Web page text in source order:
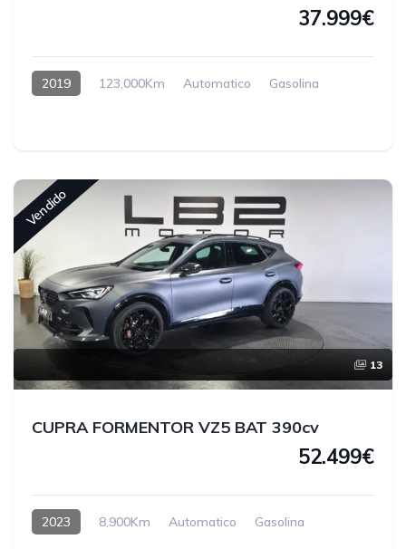
37.999€
2019 123,000Km Automatico Gasolina
Vendido
13
CUPRA FORMENTOR VZ5 BAT 390cv
52.499€
2023 8,900Km Automatico Gasolina